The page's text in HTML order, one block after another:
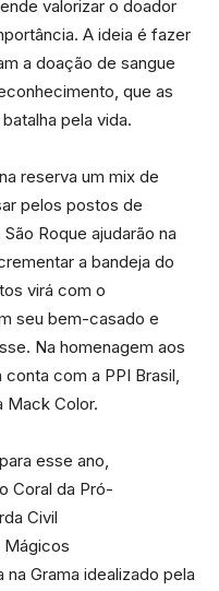
valorizar o doador
A ideia é fazer
a doação de sangue
que as
pela vida.
reserva um mix de
pelos postos de
Roque ajudarão na
a bandeja do
virá com o
seu bem-casado e
Na homenagem aos
com a PPI Brasil,
Mack Color.
esse ano,
Coral da Pró-
Civil
Mágicos
na Grama idealizado pela